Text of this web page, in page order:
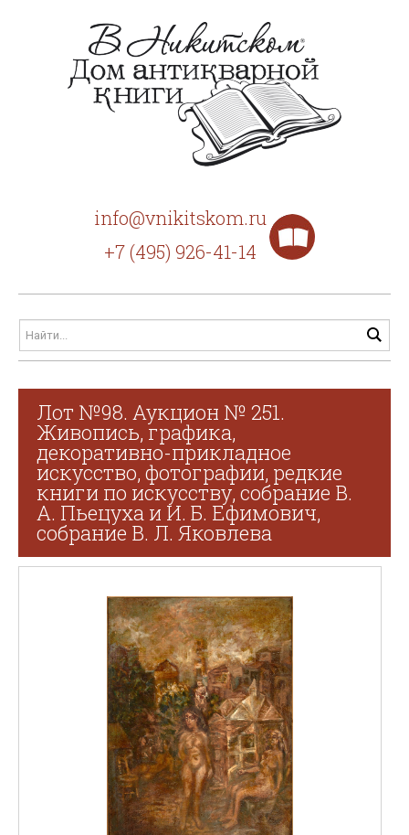
info@vnikitskom.ru
+7 (495) 926-41-14
Лот №98. Аукцион № 251.
Живопись, графика,
декоративно-прикладное
искусство, фотографии, редкие
книги по искусству, собрание В.
А. Пьецуха и И. Б. Ефимович,
собрание В. Л. Яковлева